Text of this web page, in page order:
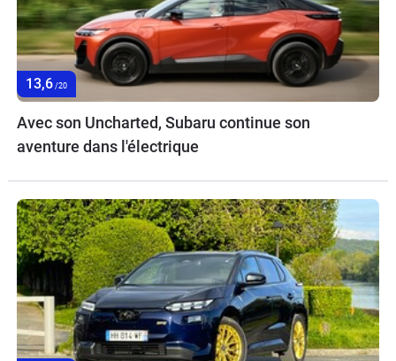
13,6 /20
Avec son Uncharted, Subaru continue son
aventure dans l'électrique